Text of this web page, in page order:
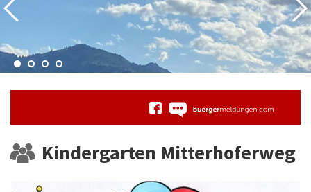
Kindergarten Mitterhoferweg